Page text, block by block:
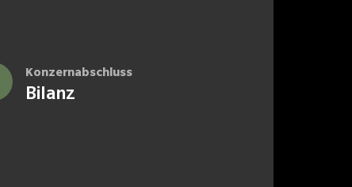
Konzernabschluss
Bilanz